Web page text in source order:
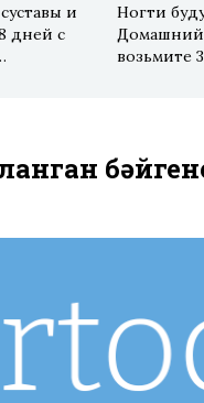
и
дней с
Ногти
Домашний
возьмите